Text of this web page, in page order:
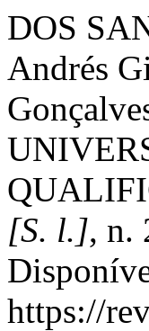
DOS
Andrés
[S. l.], n.
https://